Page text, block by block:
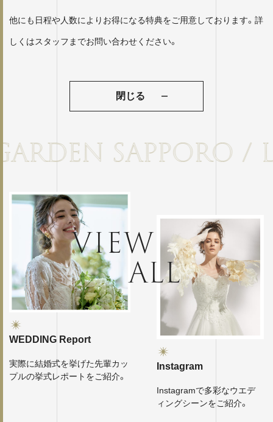
他にも日程や人数によりお得になる特典をご用意しております。詳
しくはスタッフまでお問い合わせください。
閉じる
VIEW
ALL
WEDDING Report
実際に結婚式を挙げた先輩カッ
プルの挙式レポートをご紹介。
Instagram
Instagramで多彩なウエデ
ィングシーンをご紹介。